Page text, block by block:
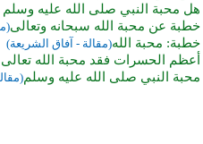
هل محبة النبي صلى الله عليه وسلم
خطبة عن محبة الله سبحانه وتعالى
خطبة: محبة الله(مقالة - آفاق الشريعة)
أعظم الحسرات فقد محبة الله
محبة النبي صلى الله عليه وسلم